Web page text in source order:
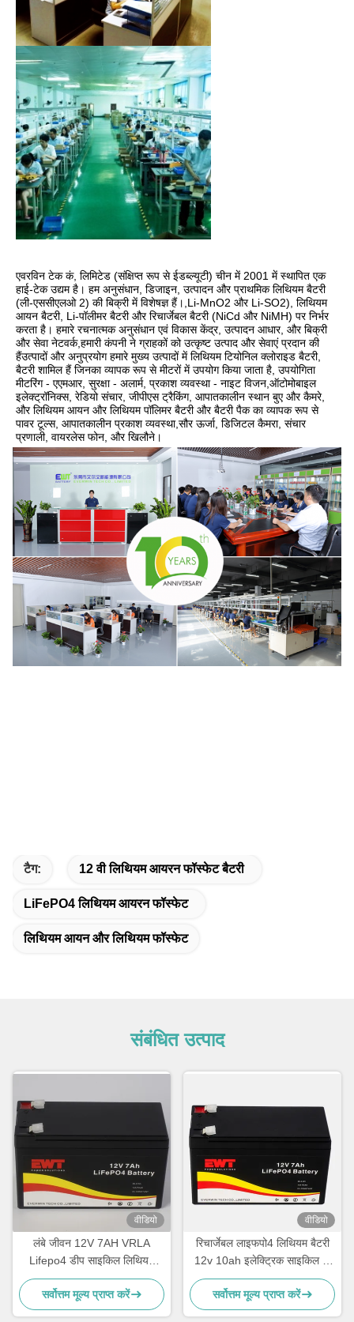
एवरविन टेक कं, लिमिटेड (संक्षिप्त रूप से ईडब्ल्यूटी) चीन में 2001 में स्थापित एक
हाई-टेक उद्यम है। हम अनुसंधान, डिजाइन, उत्पादन और प्राथमिक लिथियम बैटरी
(ली-एससीएलओ 2) की बिक्री में विशेषज्ञ हैं।,Li-MnO2 और Li-SO2), लिथियम
आयन बैटरी, Li-पॉलीमर बैटरी और रिचार्जेबल बैटरी (NiCd और NiMH) पर निर्भर
करता है। हमारे रचनात्मक अनुसंधान एवं विकास केंद्र, उत्पादन आधार, और बिक्री
और सेवा नेटवर्क,हमारी कंपनी ने ग्राहकों को उत्कृष्ट उत्पाद और सेवाएं प्रदान की
हैंउत्पादों और अनुप्रयोग हमारे मुख्य उत्पादों में लिथियम टियोनिल क्लोराइड बैटरी,
बैटरी शामिल हैं जिनका व्यापक रूप से मीटरों में उपयोग किया जाता है, उपयोगिता
मीटरिंग - एएमआर, सुरक्षा - अलार्म, प्रकाश व्यवस्था - नाइट विजन,ऑटोमोबाइल
इलेक्ट्रॉनिक्स, रेडियो संचार, जीपीएस ट्रैकिंग, आपातकालीन स्थान बुए और कैमरे,
और लिथियम आयन और लिथियम पॉलिमर बैटरी और बैटरी पैक का व्यापक रूप से
पावर टूल्स, आपातकालीन प्रकाश व्यवस्था,सौर ऊर्जा, डिजिटल कैमरा, संचार
प्रणाली, वायरलेस फोन, और खिलौने।
टैग: 12 वी लिथियम आयरन फॉस्फेट बैटरी
LiFePO4 लिथियम आयरन फॉस्फेट
लिथियम आयन और लिथियम फॉस्फेट
संबंधित उत्पाद
वीडियो
लंबे जीवन 12V 7AH VRLA
Lifepo4 डीप साइकिल लिथियम
आयरन फॉस्फेट बैटरी पैक
सर्वोत्तम मूल्य प्राप्त करें
वीडियो
रिचार्जेबल लाइफपो4 लिथियम बैटरी
12v 10ah इलेक्ट्रिक साइकिल के
लिए लिथियम आयरन फॉस्फेट बैटरी
पैक
सर्वोत्तम मूल्य प्राप्त करें